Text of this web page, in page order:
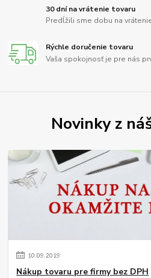
30 dní na vrátenie tovaru
Predĺžili sme dobu na
Rýchle doručenie tovaru
Vaša spokojnosť je pre nás
Novinky z
10.09.2019
Nákup tovaru pre firmy bez DPH